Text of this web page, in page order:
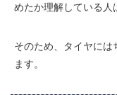
めたか理解している人
そのため、タイヤに
ます。